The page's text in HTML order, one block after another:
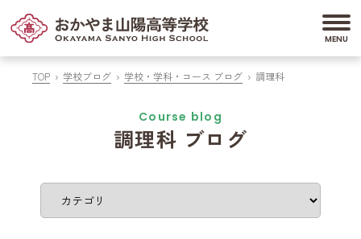
TOP 学校ブログ 学校・学科・コース ブログ 調理科
Course blog
調理科 ブログ